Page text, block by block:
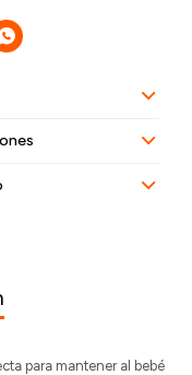
para mantener al bebé